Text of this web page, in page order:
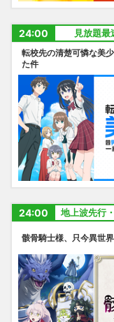
24:00 見放題最
転校先の清楚可憐な美
た件
24:00 地上波先行
骸骨騎士様、只今異世